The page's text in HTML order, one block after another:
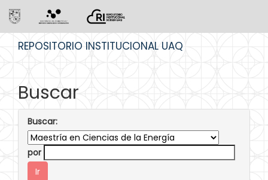
REPOSITORIO INSTITUCIONAL UAQ
Buscar
Buscar:
por